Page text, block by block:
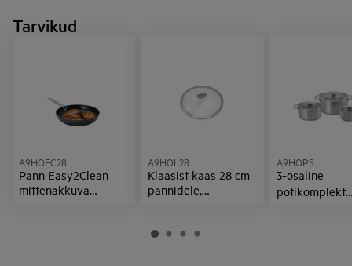
Tarvikud
A9HOEC28
Pann Easy2Clean
mittenakkuva
A9HOL28
Klaasist kaas 28 cm
pannidele,
A9HOPS
3‑osaline
potikomplekt